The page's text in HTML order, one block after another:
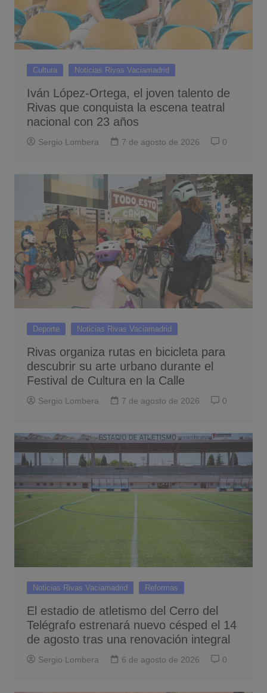
Cultura Noticias Rivas Vaciamadrid
Iván López-Ortega, el joven talento de
Rivas que conquista la escena teatral
nacional con 23 años
Sergio Lombera 7 de agosto de 2026 0
Deporte Noticias Rivas Vaciamadrid
Rivas organiza rutas en bicicleta para
descubrir su arte urbano durante el
Festival de Cultura en la Calle
Sergio Lombera 7 de agosto de 2026 0
Noticias Rivas Vaciamadrid Reformas
El estadio de atletismo del Cerro del
Telégrafo estrenará nuevo césped el 14
de agosto tras una renovación integral
Sergio Lombera 6 de agosto de 2026 0